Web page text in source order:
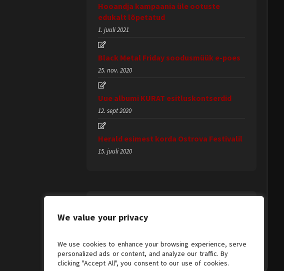
We value your privacy
We use cookies to enhance your browsing experience, serve
personalized ads or content, and analyze our traffic. By
clicking "Accept All", you consent to our use of cookies.
Hooandja kampaania üle ootuste
edukalt lõpetatud
1. juuli 2021
Black Metal Friday soodusmüük e-poes
25. nov. 2020
Uue albumi KURAT esitluskontserdid
12. sept 2020
Herald esimest korda Ostrova Festivalil
15. juuli 2020